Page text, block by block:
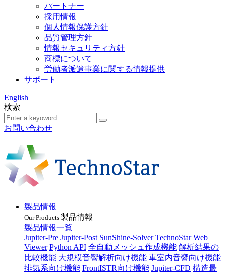
パートナー
採用情報
個人情報保護方針
品質管理方針
情報セキュリティ方針
商標について
労働者派遣事業に関する情報提供
サポート
English
検索
お問い合わせ
製品情報
Our Products 製品情報
製品情報一覧
Jupiter-Pre Jupiter-Post SunShine-Solver TechnoStar Web
Viewer Python API 全自動メッシュ作成機能 解析結果の
比較機能 大規模音響解析向け機能 車室内音響向け機能
排気系向け機能 FrontISTR向け機能 Jupiter-CFD 構造最